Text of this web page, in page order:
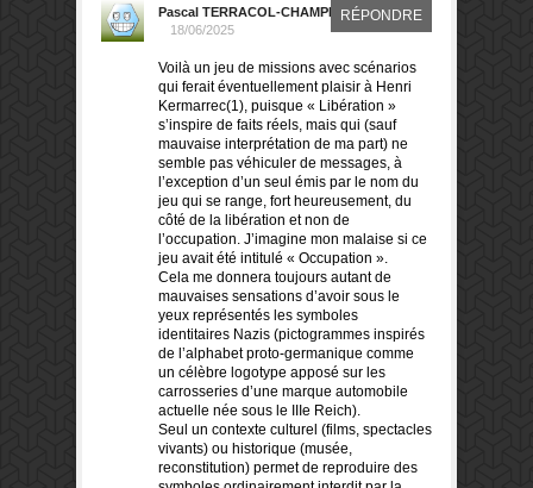
Pascal TERRACOL-CHAMPIN
18/06/2025
RÉPONDRE
Voilà un jeu de missions avec scénarios
qui ferait éventuellement plaisir à Henri
Kermarrec(1), puisque « Libération »
s’inspire de faits réels, mais qui (sauf
mauvaise interprétation de ma part) ne
semble pas véhiculer de messages, à
l’exception d’un seul émis par le nom du
jeu qui se range, fort heureusement, du
côté de la libération et non de
l’occupation. J’imagine mon malaise si ce
jeu avait été intitulé « Occupation ».
Cela me donnera toujours autant de
mauvaises sensations d’avoir sous le
yeux représentés les symboles
identitaires Nazis (pictogrammes inspirés
de l’alphabet proto-germanique comme
un célèbre logotype apposé sur les
carrosseries d’une marque automobile
actuelle née sous le IIIe Reich).
Seul un contexte culturel (films, spectacles
vivants) ou historique (musée,
reconstitution) permet de reproduire des